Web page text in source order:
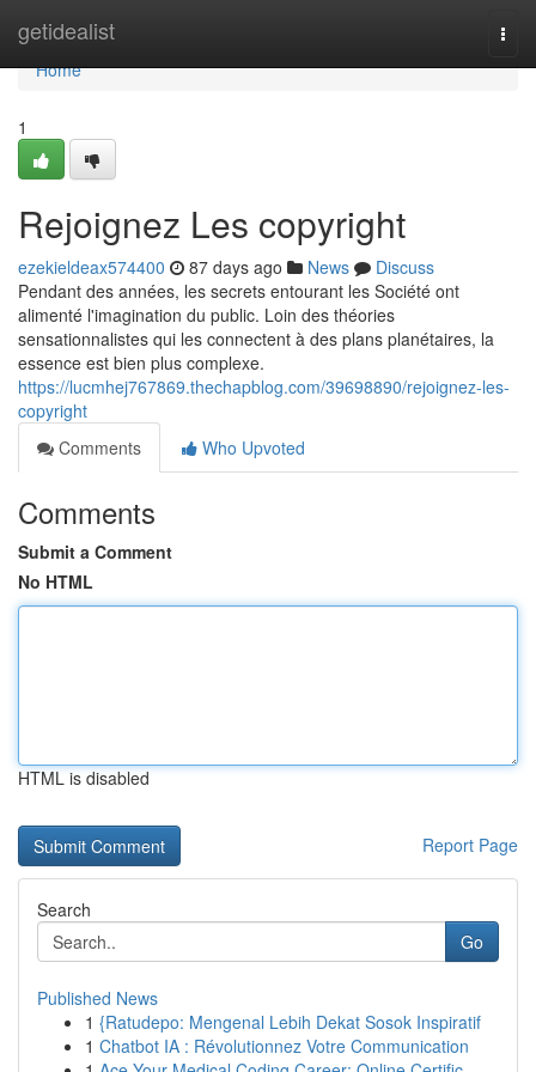
getidealist
Home
Home
1
Rejoignez Les copyright
ezekieldeax574400 87 days ago News
Discuss
Pendant des années, les secrets entourant les Société ont
alimenté l'imagination du public. Loin des théories
sensationnalistes qui les connectent à des plans planétaires, la
essence est bien plus complexe.
https://lucmhej767869.thechapblog.com/39698890/rejoignez-les-
copyright
Comments
Who Upvoted
Comments
Submit a Comment
No HTML
HTML is disabled
Report Page
Search
Go
Published News
1 {Ratudepo: Mengenal Lebih Dekat Sosok Inspiratif
1 Chatbot IA : Révolutionnez Votre Communication